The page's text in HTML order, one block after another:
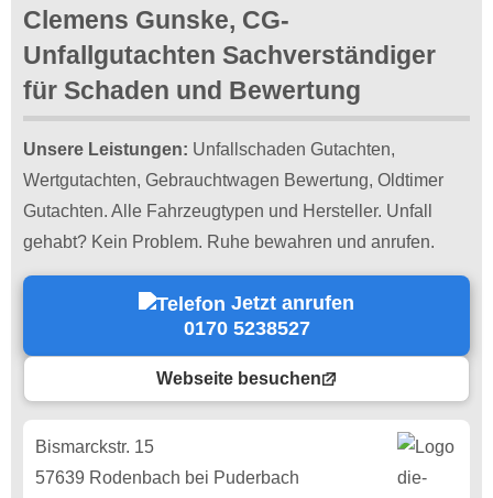
Clemens Gunske, CG-
Unfallgutachten Sachverständiger
für Schaden und Bewertung
Unsere Leistungen: Unfallschaden Gutachten,
Wertgutachten, Gebrauchtwagen Bewertung, Oldtimer
Gutachten. Alle Fahrzeugtypen und Hersteller. Unfall
gehabt? Kein Problem. Ruhe bewahren und anrufen.
Jetzt anrufen
0170 5238527
Webseite besuchen
Bismarckstr. 15
57639 Rodenbach bei Puderbach